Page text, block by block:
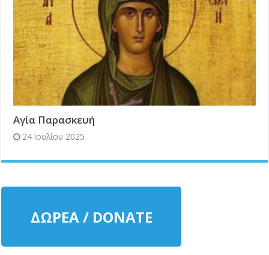
Αγία Παρασκευή
24 Ιουλίου 2025
ΔΩΡΕΑ / DONATE